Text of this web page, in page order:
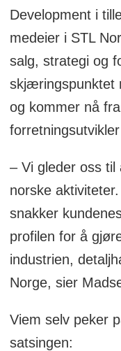
Bruker
å
2015 med
Development i
medeier i STL
salg, strategi og
skjæringspunktet
og kommer nå
– Vi gleder oss
norske
snakker
profilen for å
industrien,
Norge, sier
Viem selv peker
satsingen: